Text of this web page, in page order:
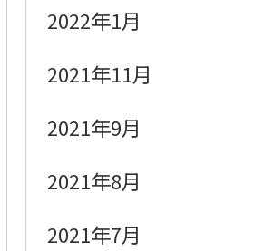
2022年1月
2021年11月
2021年9月
2021年8月
2021年7月